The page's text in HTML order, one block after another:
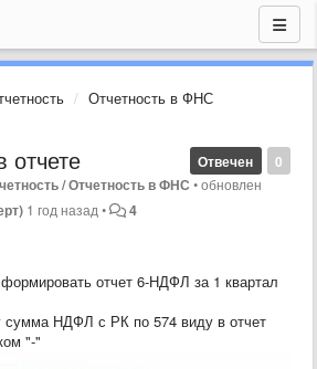
Отчетность в ФНС
0
Отвечен
/ Отчетность в ФНС •обновлен
1 год назад • 4
отчет 6-НДФЛ за 1 квартал
сумма НДФЛ с РК по 574 виду в отчет
"-"